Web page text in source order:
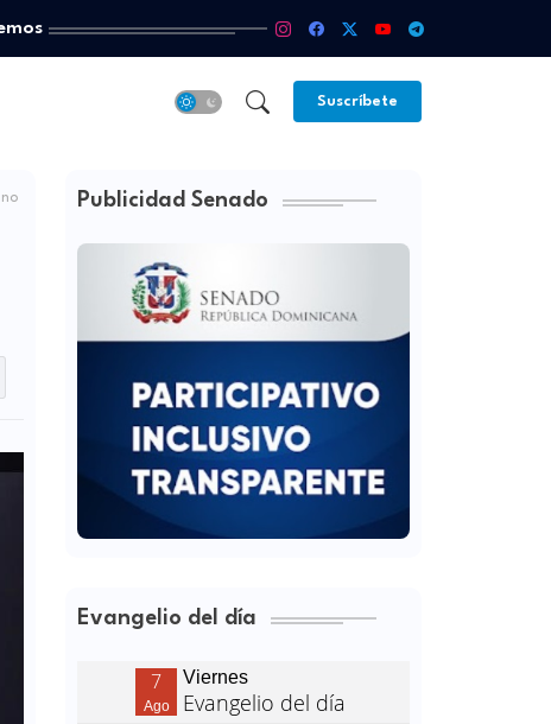
Suscríbete
Publicidad Senado
Evangelio del día